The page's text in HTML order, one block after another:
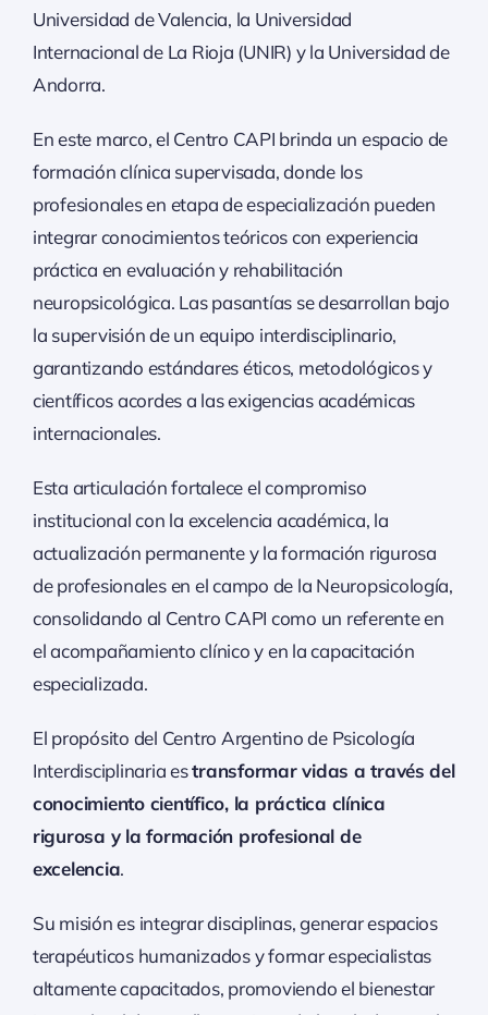
Universidad de Valencia, la Universidad
Internacional de La Rioja (UNIR) y la Universidad de
Andorra.
En este marco, el Centro CAPI brinda un espacio de
formación clínica supervisada, donde los
profesionales en etapa de especialización pueden
integrar conocimientos teóricos con experiencia
práctica en evaluación y rehabilitación
neuropsicológica. Las pasantías se desarrollan bajo
la supervisión de un equipo interdisciplinario,
garantizando estándares éticos, metodológicos y
científicos acordes a las exigencias académicas
internacionales.
Esta articulación fortalece el compromiso
institucional con la excelencia académica, la
actualización permanente y la formación rigurosa
de profesionales en el campo de la Neuropsicología,
consolidando al Centro CAPI como un referente en
el acompañamiento clínico y en la capacitación
especializada.
El propósito del Centro Argentino de Psicología
Interdisciplinaria estransformar vidas a través del
conocimiento científico, la práctica clínica
rigurosa y la formación profesional de
excelencia.
Su misión es integrar disciplinas, generar espacios
terapéuticos humanizados y formar especialistas
altamente capacitados, promoviendo el bienestar